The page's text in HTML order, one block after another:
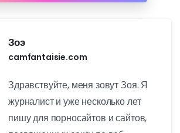
Зоэ
camfantaisie.com
Здравствуйте, меня зовут Зоя. Я
журналист и уже несколько лет
пишу для порносайтов и сайтов,